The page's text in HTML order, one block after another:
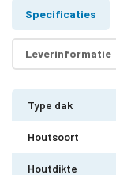
Specificaties
Leverinformatie
Type dak
Houtsoort
Houtdikte